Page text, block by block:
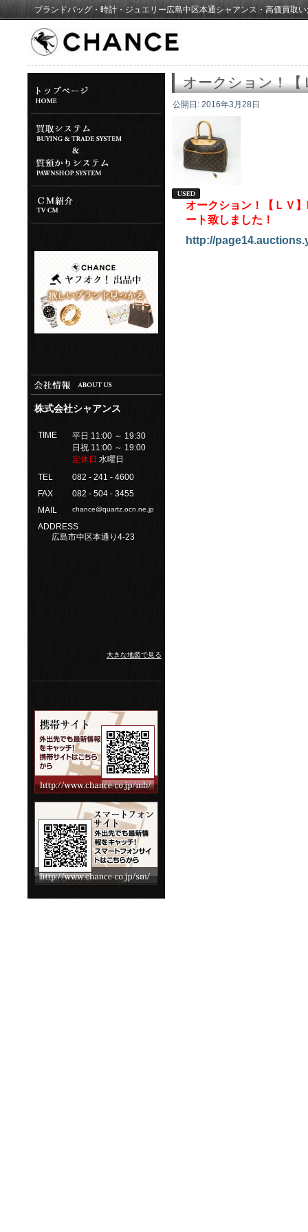
ブランドバッグ・時計・ジュエリー広島中区本通シャアンス・高価買取
株式会社シャアンス
TIME
平日 11:00 ～ 19:30
日祝 11:00 ～ 19:00
定休日 水曜日
TEL
082 - 241 - 4600
FAX
082 - 504 - 3455
MAIL
chance@quartz.ocn.ne.jp
ADDRESS
広島市中区本通り4-23
大きな地図で見る
オークション！
公開日: 2016年3月28日
オークション！【ＬＶ
ート致しました！
http://